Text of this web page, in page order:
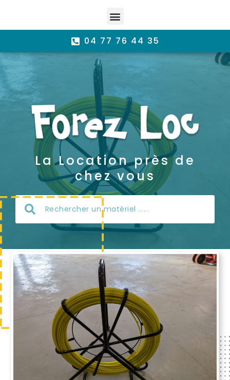
04 77 76 44 35
La Location près de
chez vous